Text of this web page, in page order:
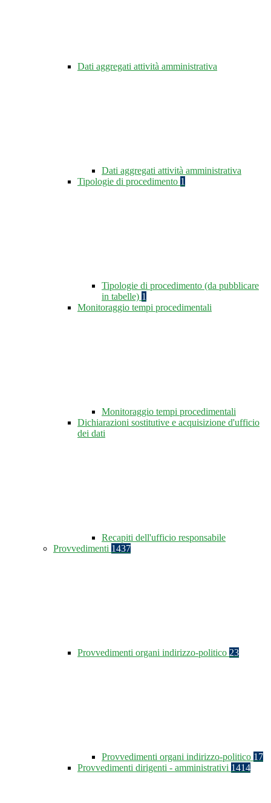
Dati aggregati attività amministrativa
Dati aggregati attività amministrativa
Tipologie di procedimento 1
Tipologie di procedimento (da pubblicare
in tabelle) 1
Monitoraggio tempi procedimentali
Monitoraggio tempi procedimentali
Dichiarazioni sostitutive e acquisizione d'ufficio
dei dati
Recapiti dell'ufficio responsabile
Provvedimenti 1437
Provvedimenti organi indirizzo-politico 23
Provvedimenti organi indirizzo-politico 17
Provvedimenti dirigenti - amministrativi 1414